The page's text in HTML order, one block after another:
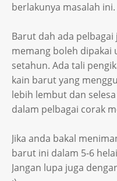
berlakunya masalah ini.
Barut dah ada
memang boleh dipakai
setahun. Ada tali
kain barut yang
lebih lembut dan
dalam pelbagai corak
Jika anda bakal
barut ini dalam 5-6
Jangan lupa juga